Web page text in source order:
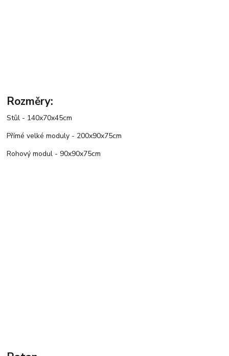
Rozměry:
Stůl - 140x70x45cm
Přímé velké moduly - 200x90x75cm
Rohový modul - 90x90x75cm